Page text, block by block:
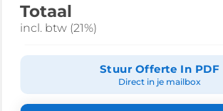
Totaal
incl. btw (21%)
Stuur Offerte In PDF
Direct in je mailbox